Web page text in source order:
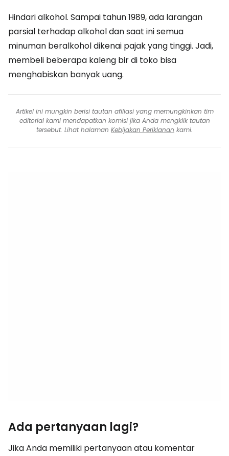
Hindari alkohol. Sampai tahun 1989, ada larangan
parsial terhadap alkohol dan saat ini semua
minuman beralkohol dikenai pajak yang tinggi. Jadi,
membeli beberapa kaleng bir di toko bisa
menghabiskan banyak uang.
Artikel ini mungkin berisi tautan afiliasi yang memungkinkan tim
editorial kami mendapatkan komisi jika Anda mengklik tautan
tersebut. Lihat halaman Kebijakan Periklanan kami.
Ada pertanyaan lagi?
Jika Anda memiliki pertanyaan atau komentar